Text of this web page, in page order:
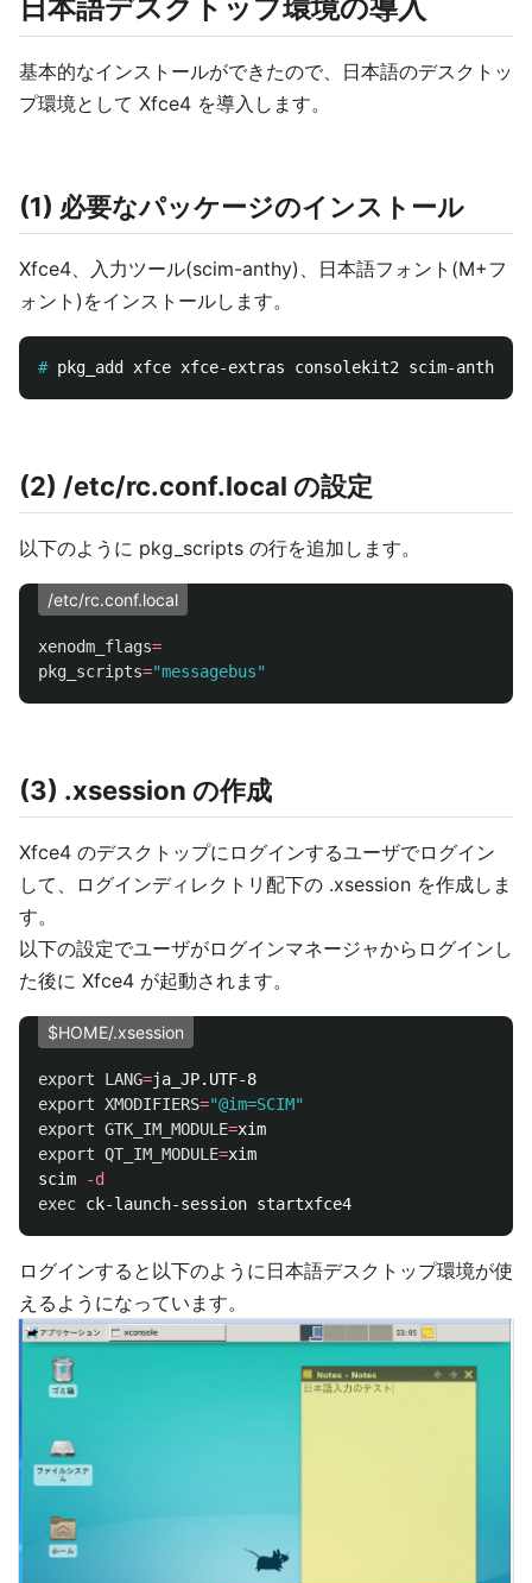
日本語デスクトップ環境の導入
基本的なインストールができたので、日本語のデスクトッ
プ環境として Xfce4 を導入します。
(1) 必要なパッケージのインストール
Xfce4、入力ツール(scim-anthy)、日本語フォント(M+フ
ォント)をインストールします。
#
(2) /etc/rc.conf.local の設定
以下のように pkg_scripts の行を追加します。
/etc/rc.conf.local
xenodm_flags=
pkg_scripts="messagebus"
(3) .xsession の作成
Xfce4 のデスクトップにログインするユーザでログイン
して、ログインディレクトリ配下の .xsession を作成しま
す。
以下の設定でユーザがログインマネージャからログインし
た後に Xfce4 が起動されます。
$HOME/.xsession
export LANG=
export XMODIFIERS="@im=SCIM"
export GTK_IM_MODULE=
export QT_IM_MODULE=xim
scim
-d
exec
ログインすると以下のように日本語デスクトップ環境が使
えるようになっています。